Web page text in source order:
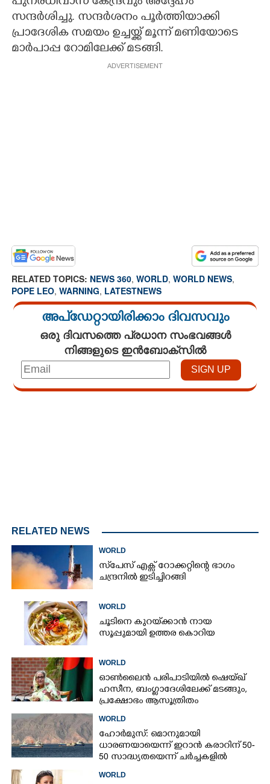
സന്ദർശിച്ചു. സന്ദർശനം പൂർത്തിയാക്കി
പ്രാദേശിക സമയം ഉച്ചയ്ക്ക് മൂന്ന് മണിയോടെ
മാർപാപ്പ റോമിലേക്ക് മടങ്ങി.
ADVERTISEMENT
RELATED TOPICS: NEWS 360, WORLD, WORLD NEWS,
POPE LEO, WARNING, LATESTNEWS
അപ്ഡേറ്റായിരിക്കാം ദിവസവും
ഒരു ദിവസത്തെ പ്രധാന സംഭവങ്ങൾ
നിങ്ങളുടെ ഇൻബോക്സിൽ
RELATED NEWS
WORLD
സ്‌പേസ് എക്സ് റോക്കറ്റിന്റെ ഭാഗം
ചന്ദ്രനിൽ ഇടിച്ചിറങ്ങി
WORLD
ചൂടിനെ കുറയ്‌ക്കാൻ നായ
സൂപ്പുമായി ഉത്തര കൊറിയ
WORLD
ഓൺലൈൻ പരിപാടിയിൽ ഷെയ്ഖ്
ഹസീന, ബംഗ്ളാദേശിലേക്ക് മടങ്ങും,
പ്രക്ഷോഭം ആസൂത്രിതം
WORLD
ഹോർമുസ്: ഒമാനുമായി
ധാരണയായെന്ന് ഇറാൻ കരാറിന് 50-
50 സാദ്ധ്യതയെന്ന് ചർച്ചകളിൽ
WORLD